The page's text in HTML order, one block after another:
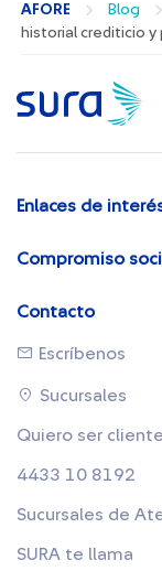
AFORE Blog
historial crediticio
Enlaces de
Compromiso
Contacto
Escríbenos
Sucursales
Quiero ser cliente
4433 10 8192
Sucursales de
SURA te llama